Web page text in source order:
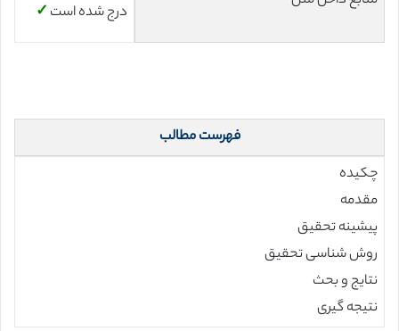
درج شده است ✓
فهرست مطالب
چکیده
مقدمه
پیشینه تحقیق
روش شناسی تحقیق
نتایج و بحث
نتیجه گیری